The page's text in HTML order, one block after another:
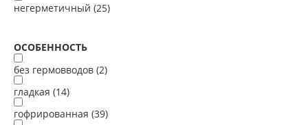
негерметичный (25)
ОСОБЕННОСТЬ
без гермовводов (2)
гладкая (14)
гофрированная (39)